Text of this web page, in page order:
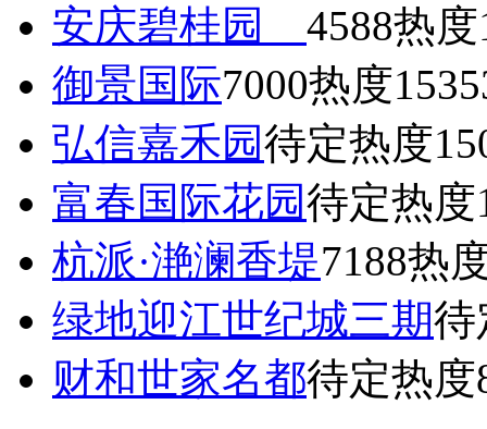
安庆碧桂园 4588热度
御景国际7000热度
弘信嘉禾园待定热度
富春国际花园待定热度
杭派·滟澜香堤7188热
绿地迎江世纪城三期待
财和世家名都待定热度